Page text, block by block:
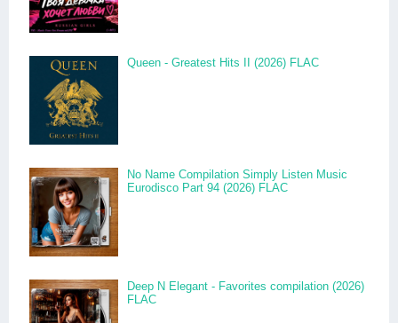
Queen - Greatest Hits II (2026) FLAC
No Name Compilation Simply Listen Music
Eurodisco Part 94 (2026) FLAC
Deep N Elegant - Favorites compilation (2026)
FLAC